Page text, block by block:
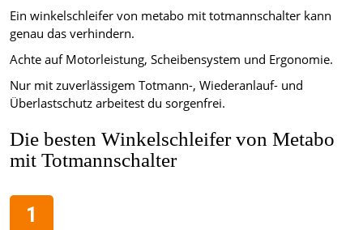
Ein winkelschleifer von metabo mit totmannschalter kann
genau das verhindern.
Achte auf Motorleistung, Scheibensystem und Ergonomie.
Nur mit zuverlässigem Totmann-, Wiederanlauf- und
Überlastschutz arbeitest du sorgenfrei.
Die besten Winkelschleifer von Metabo
mit Totmannschalter